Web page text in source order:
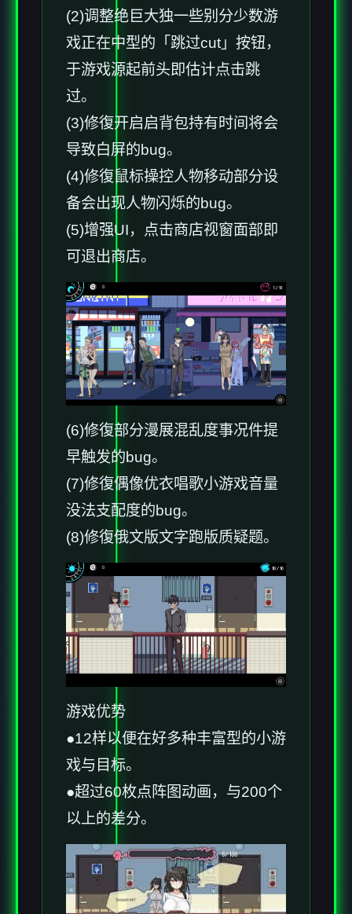
(2)调整绝巨大独一些别分少数游
戏正在中型的「跳过cut」按钮，
于游戏源起前头即估计点击跳
过。
(3)修復开启启背包持有时间将会
导致白屏的bug。
(4)修復鼠标操控人物移动部分设
备会出现人物闪烁的bug。
(5)增强UI，点击商店视窗面部即
可退出商店。
(6)修復部分漫展混乱度事况件提
早触发的bug。
(7)修復偶像优衣唱歌小游戏音量
没法支配度的bug。
(8)修復俄文版文字跑版质疑题。
游戏优势
●12样以便在好多种丰富型的小游
戏与目标。
●超过60枚点阵图动画，与200个
以上的差分。